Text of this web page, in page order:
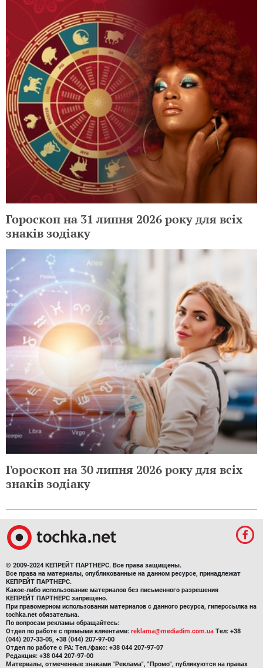
Гороскоп на 31 липня 2026 року для всіх
знаків зодіаку
Гороскоп на 30 липня 2026 року для всіх
знаків зодіаку
© 2009-2024 КЕПРЕЙТ ПАРТНЕРС. Все права защищены.
Все права на материалы, опубликованные на данном ресурсе, принадлежат
КЕПРЕЙТ ПАРТНЕРС.
Какое-либо использование материалов без письменного разрешения
КЕПРЕЙТ ПАРТНЕРС запрещено.
При правомерном использовании материалов с данного ресурса, гиперссылка на
tochka.net обязательна.
По вопросам рекламы обращайтесь:
Отдел по работе с прямыми клиентами: reklama@mediadim.com.ua Тел: +38
(044) 207-33-05, +38 (044) 207-97-00
Отдел по работе с РА: Тел./факс: +38 044 207-97-07
Редакция: +38 044 207-97-00
Материалы, отмеченные знаками "Реклама", "Промо", публикуются на правах